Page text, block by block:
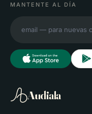
MANTENTE AL DÍA
Audiala